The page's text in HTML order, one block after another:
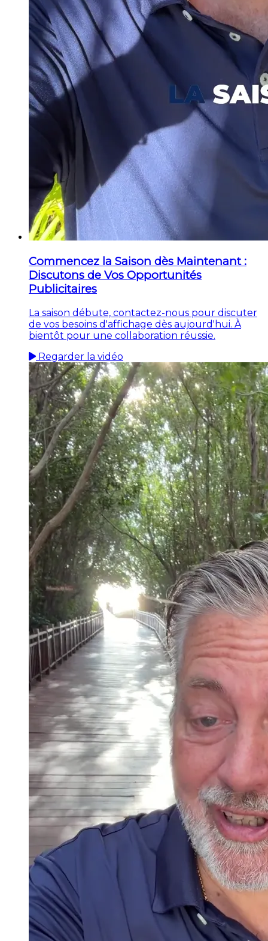
Commencez la Saison dès Maintenant :
Discutons de Vos Opportunités
Publicitaires
La saison débute, contactez-nous pour discuter
de vos besoins d'affichage dès aujourd'hui. À
bientôt pour une collaboration réussie.
Regarder la vidéo